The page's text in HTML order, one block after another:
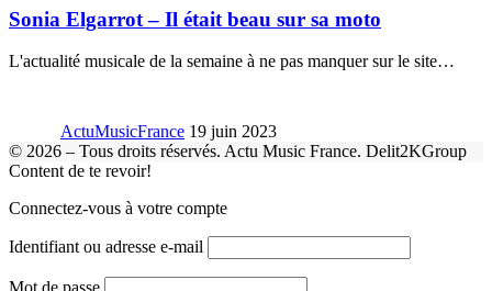
Sonia Elgarrot – Il était beau sur sa moto
L'actualité musicale de la semaine à ne pas manquer sur le site…
ActuMusicFrance 19 juin 2023
© 2026 – Tous droits réservés. Actu Music France. Delit2KGroup
Content de te revoir!
Connectez-vous à votre compte
Identifiant ou adresse e-mail